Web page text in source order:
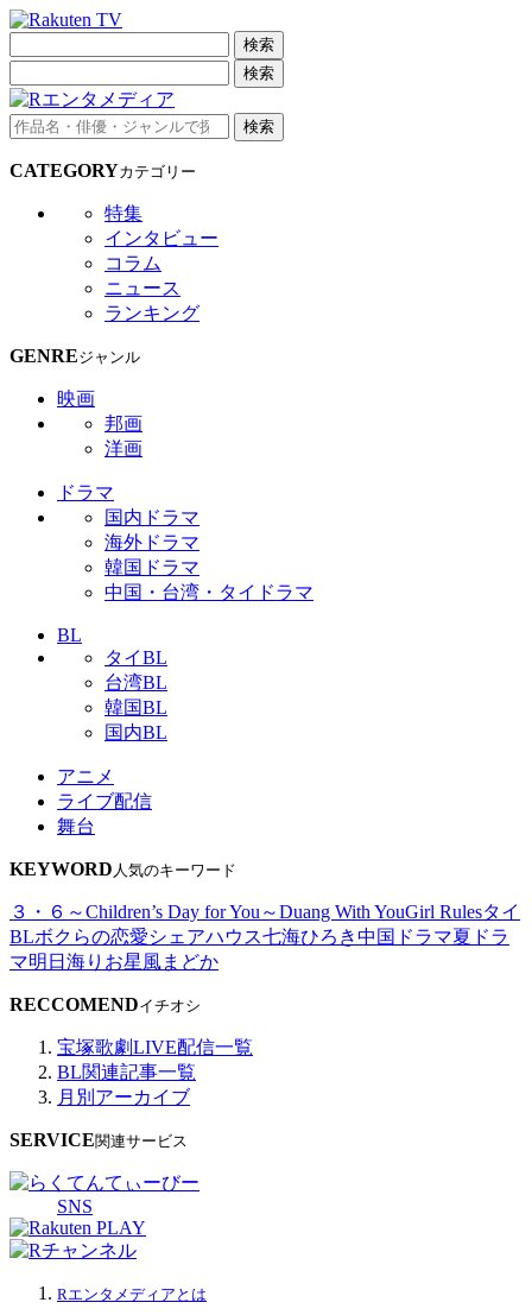
検索
検索
検索
CATEGORYカテゴリー
特集
インタビュー
コラム
ニュース
ランキング
GENREジャンル
映画
邦画
洋画
ドラマ
国内ドラマ
海外ドラマ
韓国ドラマ
中国・台湾・タイドラマ
BL
タイBL
台湾BL
韓国BL
国内BL
アニメ
ライブ配信
舞台
KEYWORD 人気のキーワード
３・６～Children’s Day for You～Duang With YouGirl Rulesタイ
BLボクらの恋愛シェアハウス七海ひろき中国ドラマ夏ドラ
マ明日海りお星風まどか
RECCOMENDイチオシ
宝塚歌劇LIVE配信一覧
BL関連記事一覧
月別アーカイブ
SERVICE関連サービス
SNS
Rエンタメディアとは